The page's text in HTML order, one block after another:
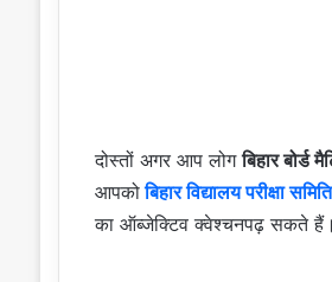
दोस्तों अगर आप लोगबिहार बोर्ड
आपकोबिहार विद्यालय परीक्षा
का ऑब्जेक्टिव क्वेश्चनपढ़ सकते हैं।